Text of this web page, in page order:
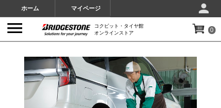
ホーム マイページ
コクピット・タイヤ館
オンラインストア
0